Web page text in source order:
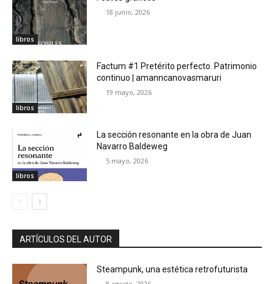
libros
18 junio, 2026
libros
Factum #1 Pretérito perfecto. Patrimonio
continuo | amanncanovasmaruri
19 mayo, 2026
libros
La sección resonante en la obra de Juan
Navarro Baldeweg
5 mayo, 2026
ARTÍCULOS DEL AUTOR
Steampunk, una estética retrofuturista